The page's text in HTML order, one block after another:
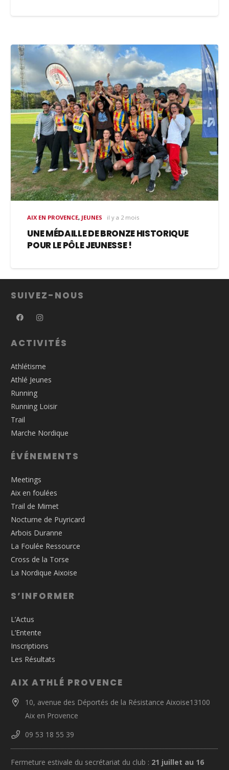
AIX EN PROVENCE, JEUNES il y a 2 mois
UNE MÉDAILLE DE BRONZE HISTORIQUE
POUR LE PÔLE JEUNESSE !
SUIVEZ-NOUS
ACTIVITÉS
Athlétisme
Athlé Jeunes
Running
Running Loisir
Trail
Marche Nordique
ÉVÉNEMENTS
Meetings
Aix en foulées
Trail de Mimet
Nocturne de Puyricard
Arbois Duranne
La Foulée Ressource
Cross de la Torse
La Nordique Aixoise
S’INFORMER
L’Actus
L’Entente
Inscriptions
Les Résultats
AIX ATHLÉ PROVENCE
10, avenue des Déportés de la Résistance Aixoise13100
Aix en Provence
09 53 18 55 39
Fermeture estivale du secrétariat du club : 21 juillet au 16